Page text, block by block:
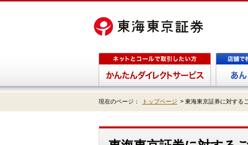
現在のページ： トップページ > 東海東京証券に対する